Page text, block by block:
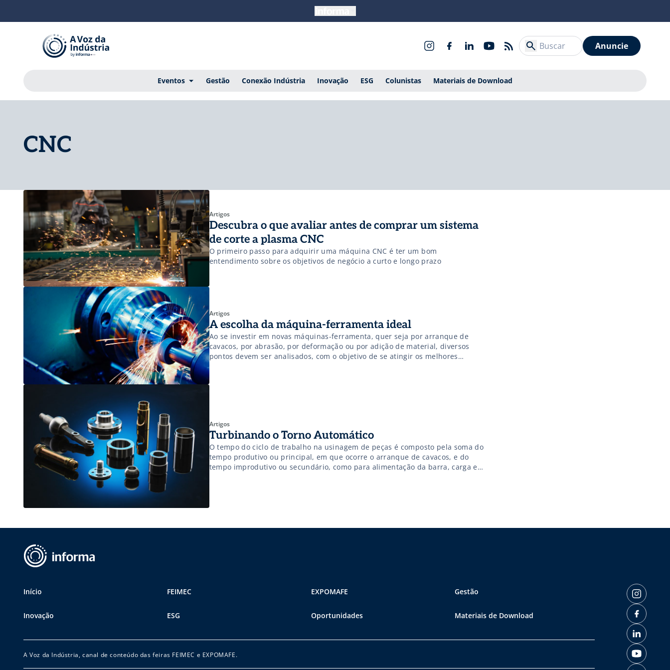
Anuncie
Eventos Gestão Conexão Indústria Inovação ESG Colunistas Materiais de Download
CNC
Artigos
Descubra o que avaliar antes de comprar um sistema
de corte a plasma CNC
O primeiro passo para adquirir uma máquina CNC é ter um bom
entendimento sobre os objetivos de negócio a curto e longo prazo
Artigos
A escolha da máquina-ferramenta ideal
Ao se investir em novas máquinas-ferramenta, quer seja por arranque de
cavacos, por abrasão, por deformação ou por adição de material, diversos
pontos devem ser analisados, com o objetivo de se atingir os melhores
resultados técnicos e econômicos. Hoje em dia, com a rápida evolução
tecnológica, existem inúmeros tipos e conceitos de máquinas-ferramenta,
desde as […]
Artigos
Turbinando o Torno Automático
O tempo do ciclo de trabalho na usinagem de peças é composto pela soma do
tempo produtivo ou principal, em que ocorre o arranque de cavacos, e do
tempo improdutivo ou secundário, como para alimentação da barra, carga e
Início FEIMEC EXPOMAFE Gestão
Inovação ESG Oportunidades Materiais de Download
A Voz da Indústria, canal de conteúdo das feiras FEIMEC e EXPOMAFE.